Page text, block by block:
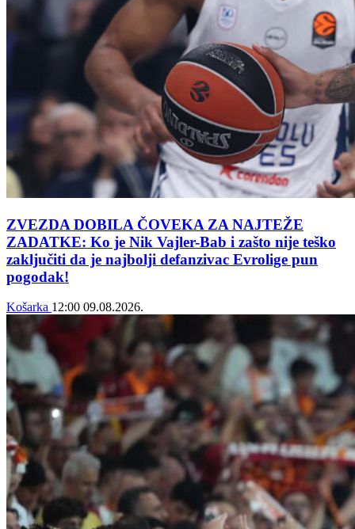
ZVEZDA DOBILA ČOVEKA ZA NAJTEŽE
ZADATKE: Ko je Nik Vajler-Bab i zašto nije teško
zaključiti da je najbolji defanzivac Evrolige pun
pogodak!
Košarka 12:00 09.08.2026.